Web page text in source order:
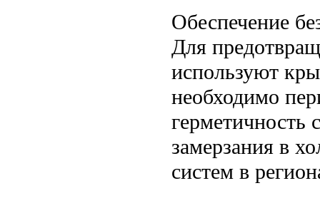
Обеспечение
Для
используют
необходимо
герметичность
замерзания в
систем в